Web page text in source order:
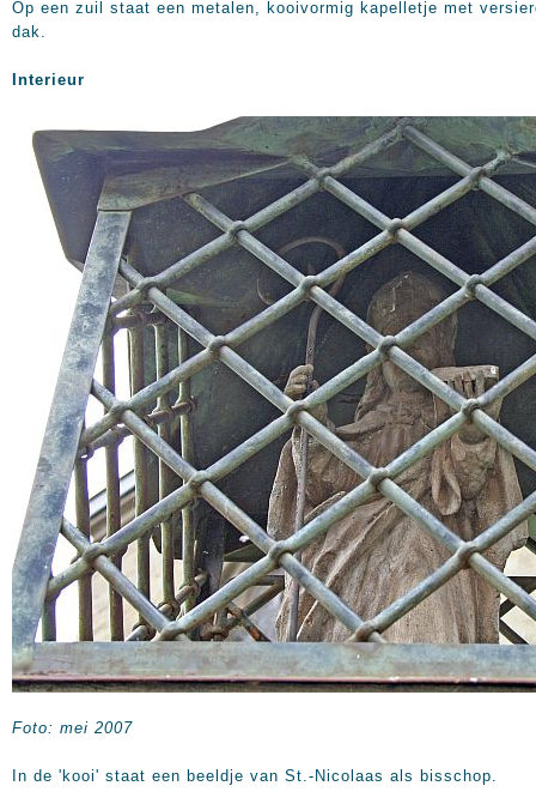
Op een zuil staat een metalen, kooivormig kapelletje met
dak.
Interieur
Foto: mei 2007
In de 'kooi' staat een beeldje van St.-Nicolaas als bisschop.